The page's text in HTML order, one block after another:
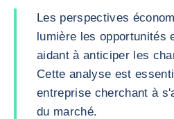
Les perspectives
lumière les opportunités
aidant à anticiper les
Cette analyse est
entreprise cherchant à
du marché.